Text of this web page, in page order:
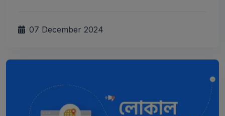
07 December 2024